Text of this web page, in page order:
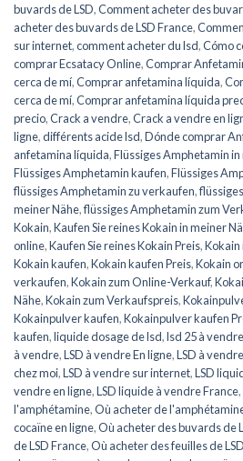
buvards de LSD,Comment acheter des
acheter des buvards de LSD France,
sur internet,comment acheter du lsd,Cómo
comprar Ecsatacy Online,Comprar
cerca de mí,Comprar anfetamina líquida,
cerca de mí,Comprar anfetamina líquida
precio,Crack a vendre,Crack a vendre en
ligne,différents acide lsd,Dónde comprar
anfetamina líquida,Flüssiges Amphetamin
Flüssiges Amphetamin kaufen,Flüssiges
flüssiges Amphetamin zu verkaufen,
meiner Nähe,flüssiges Amphetamin zum
Kokain,Kaufen Sie reines Kokain in meiner
online,Kaufen Sie reines Kokain Preis,Kokain
Kokain kaufen,Kokain kaufen Preis,Kokain
verkaufen,Kokain zum Online-Verkauf,
Nähe,Kokain zum Verkaufspreis,
Kokainpulver kaufen,Kokainpulver kaufen
kaufen,liquide dosage de lsd,lsd 25 à vendre
à vendre,LSD à vendre En ligne,LSD à
chez moi,LSD à vendre sur internet,LSD
vendre en ligne,LSD liquide à vendre France,
l'amphétamine,Où acheter de
cocaïne en ligne,Où acheter des buvards de
de LSD France,Où acheter des feuilles de LSD